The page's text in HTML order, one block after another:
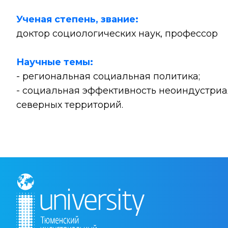
Ученая степень, звание:
доктор социологических наук, профессор
Научные темы:
- региональная социальная политика;
- социальная эффективность
северных территорий.